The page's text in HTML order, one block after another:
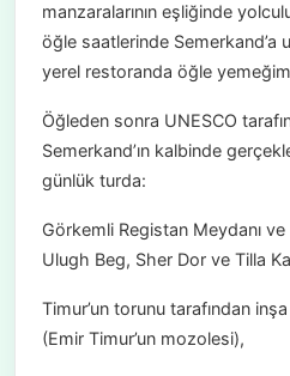
manzaralarının eşliğinde
öğle saatlerinde Semerkand’a
yerel restoranda öğle
Öğleden sonra UNESCO
Semerkand’ın kalbinde
günlük turda:
Görkemli Registan Meydanı
Ulugh Beg, Sher Dor ve Tilla
Timur’un torunu tarafından
(Emir Timur’un mozolesi),